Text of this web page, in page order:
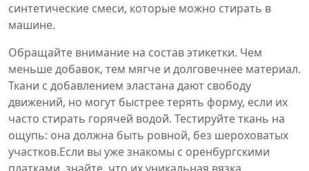
синтетические смеси, которые можно стирать в
машине.
Обращайте внимание на состав этикетки. Чем
меньше добавок, тем мягче и долговечнее материал.
Ткани с добавлением эластана дают свободу
движений, но могут быстрее терять форму, если их
часто стирать горячей водой. Тестируйте ткань на
ощупь: она должна быть ровной, без шероховатых
участков.Если вы уже знакомы с оренбургскими